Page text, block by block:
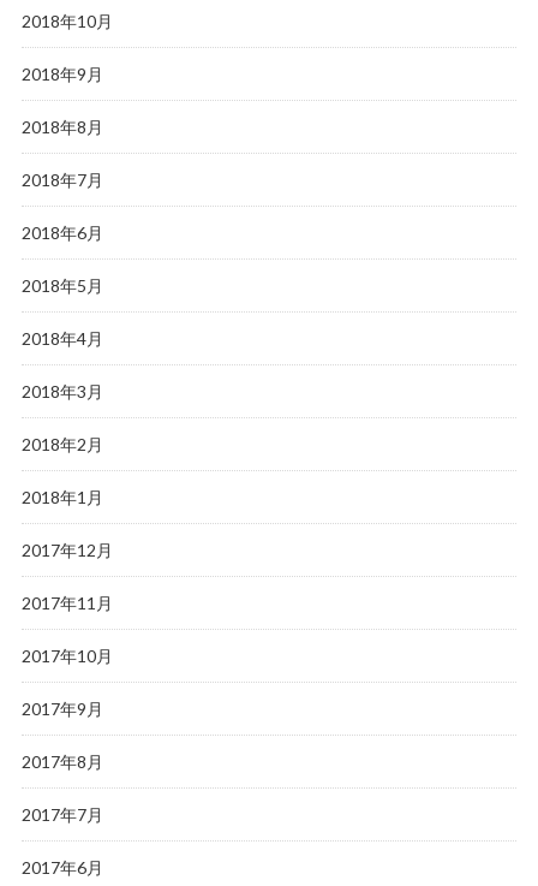
2018年10月
2018年9月
2018年8月
2018年7月
2018年6月
2018年5月
2018年4月
2018年3月
2018年2月
2018年1月
2017年12月
2017年11月
2017年10月
2017年9月
2017年8月
2017年7月
2017年6月